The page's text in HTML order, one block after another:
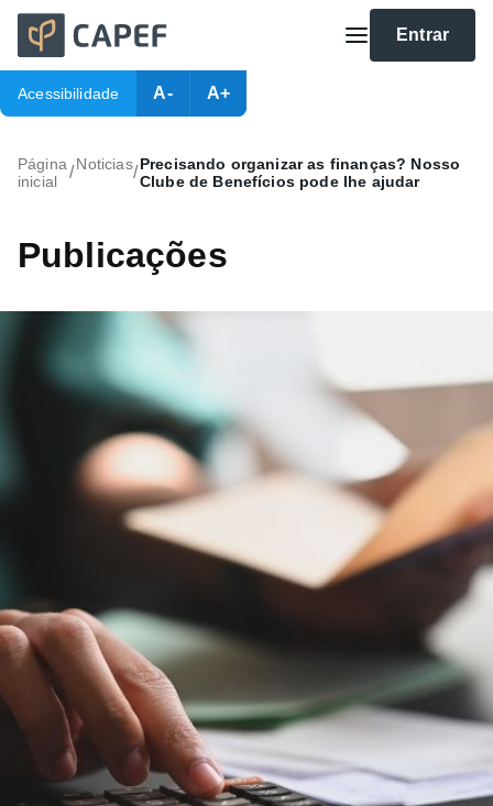
Entrar
Acessibilidade A- A+
Página
inicial
/Noticias/Precisando organizar as finanças? Nosso
Clube de Benefícios pode lhe ajudar
Publicações